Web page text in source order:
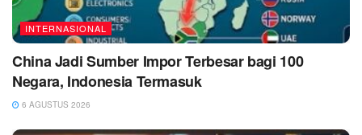
INTERNASIONAL
China Jadi Sumber Impor Terbesar bagi 100
Negara, Indonesia Termasuk
6 AGUSTUS 2026